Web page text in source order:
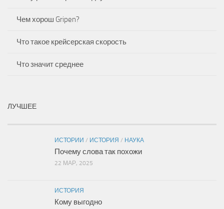
Чем хорош Gripen?
Что такое крейсерская скорость
Что значит среднее
ЛУЧШЕЕ
ИСТОРИИ / ИСТОРИЯ / НАУКА
Почему слова так похожи
22 МАР, 2025
ИСТОРИЯ
Кому выгодно